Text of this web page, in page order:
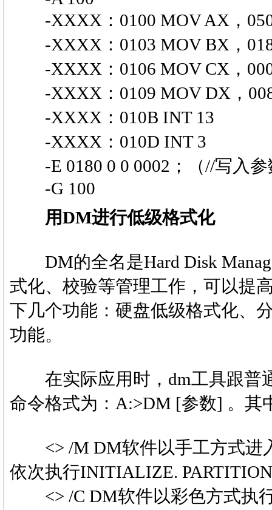
-XXXX：0100 MOV AX，
-XXXX：0103 MOV BX，
-XXXX：0106 MOV CX，
-XXXX：0109 MOV DX，
-XXXX：010B INT 13
-XXXX：010D INT 3
-E 0180 0 0 0002；（//写入参
-G 100
用DM进行低级格式化
DM的全名是Hard Disk
式化、校验等管理工作，可以提
下几个功能：硬盘低级格式化、
功能。
在实际应用时，dm工具跟普
命令格式为：A:>DM [参数] 。其
<> /M DM软件以手工方式进
依次执行INITIALIZE.
<> /C DM软件以彩色方式执